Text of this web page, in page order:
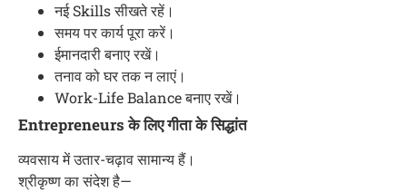
नई Skills सीखते रहें।
समय पर कार्य पूरा करें।
ईमानदारी बनाए रखें।
तनाव को घर तक न लाएं।
Work-Life Balance बनाए रखें।
Entrepreneurs के लिए गीता के सिद्धांत
व्यवसाय में उतार-चढ़ाव सामान्य हैं।
श्रीकृष्ण का संदेश है—